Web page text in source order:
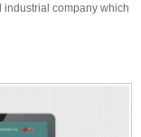
company which